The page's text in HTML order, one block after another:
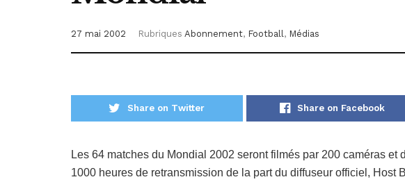
27 mai 2002 Rubriques Abonnement, Football, Médias
Share on Twitter Share on Facebook
Les 64 matches du Mondial 2002 seront filmés par 200 caméras et
1000 heures de retransmission de la part du diffuseur officiel, Host